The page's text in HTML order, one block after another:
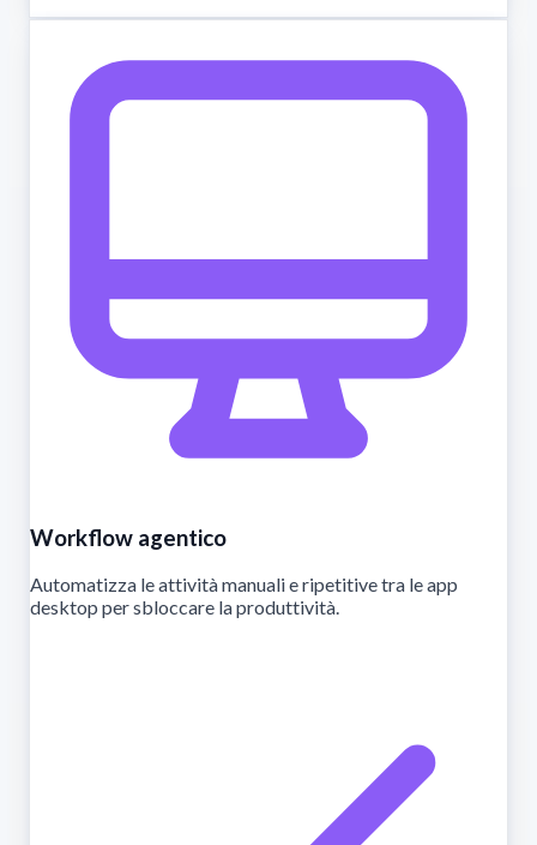
Workflow agentico
Automatizza le attività manuali e ripetitive tra le app
desktop per sbloccare la produttività.